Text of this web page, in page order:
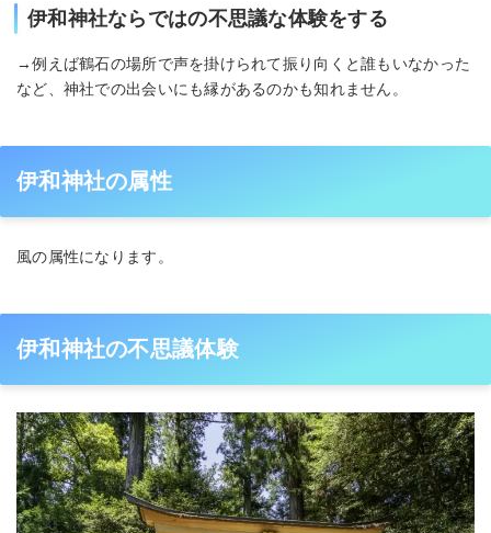
伊和神社ならではの不思議な体験をする
→例えば鶴石の場所で声を掛けられて振り向くと誰もいなかった
など、神社での出会いにも縁があるのかも知れません。
伊和神社の属性
風の属性になります。
伊和神社の不思議体験